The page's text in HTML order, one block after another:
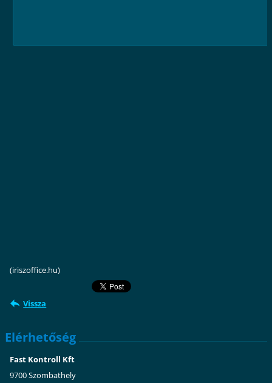
(iriszoffice.hu)
Vissza
Elérhetőség
Fast Kontroll Kft
9700 Szombathely